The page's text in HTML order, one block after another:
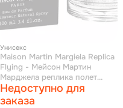
Унисекс
Maison Martin Margiela Replica
Flying - Мейсон Мартин
Марджела реплика полет
парфюмерная вода 100 мл
Недоступно для
заказа